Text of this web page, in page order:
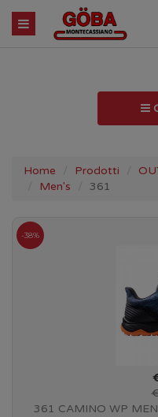
Home Prodotti
Men's
361
-38%
361 CAMINO WP